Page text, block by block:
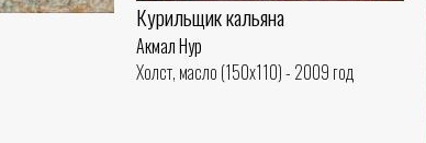
Курильщик кальяна
Акмал Нур
Холст, масло (150x110) - 2009 год